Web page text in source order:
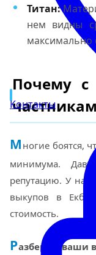
Контакты
Титан:
нем видны
максимально
Почему
М ногие боятся,
минимума.
репутацию. У
выкупов в Екб,
стоимость.
Разберем ваши